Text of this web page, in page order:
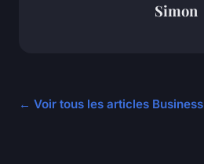
Simon
← Voir tous les articles Business